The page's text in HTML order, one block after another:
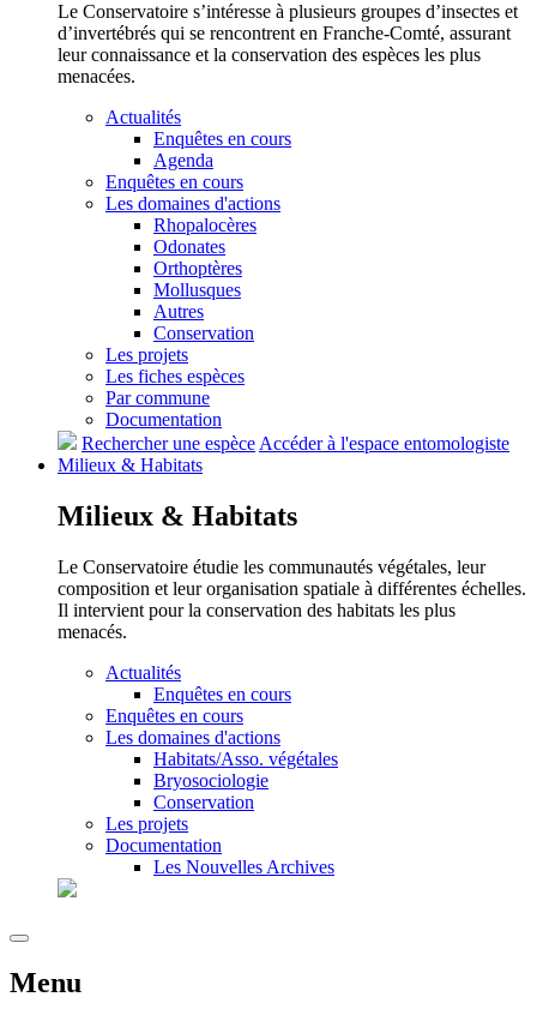
Le Conservatoire s’intéresse à plusieurs groupes d’insectes et
d’invertébrés qui se rencontrent en Franche-Comté, assurant
leur connaissance et la conservation des espèces les plus
menacées.
Actualités
Enquêtes en cours
Agenda
Enquêtes en cours
Les domaines d'actions
Rhopalocères
Odonates
Orthoptères
Mollusques
Autres
Conservation
Les projets
Les fiches espèces
Par commune
Documentation
Rechercher une espèce Accéder à l'espace entomologiste
Milieux & Habitats
Milieux & Habitats
Le Conservatoire étudie les communautés végétales, leur
composition et leur organisation spatiale à différentes échelles.
Il intervient pour la conservation des habitats les plus
menacés.
Actualités
Enquêtes en cours
Enquêtes en cours
Les domaines d'actions
Habitats/Asso. végétales
Bryosociologie
Conservation
Les projets
Documentation
Les Nouvelles Archives
Menu